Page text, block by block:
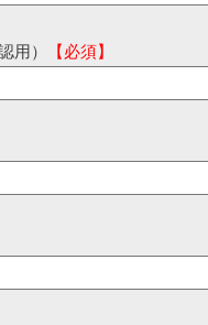
用） 【必須】